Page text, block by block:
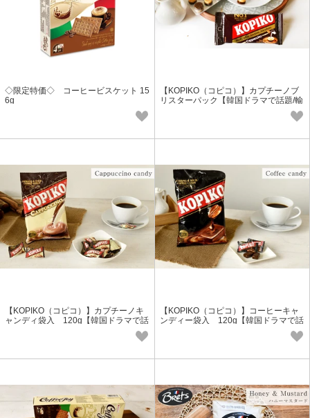
◇限定特価◇ コーヒービスケット 15
6g
【KOPIKO（コピコ）】カプチーノブ
リスターパック【韓国ドラマで話題/輸
【KOPIKO（コピコ）】カプチーノキ
ャンディ袋入 120g【韓国ドラマで話
【KOPIKO（コピコ）】コーヒーキャ
ンディー袋入 120g【韓国ドラマで話